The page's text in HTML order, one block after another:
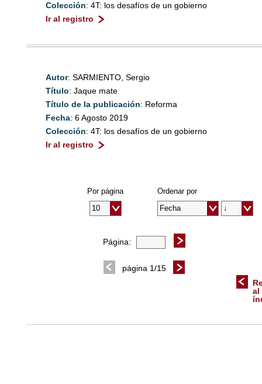
Colección: 4T: los desafíos de un gobierno
Ir al registro
Autor: SARMIENTO, Sergio
Título: Jaque mate
Título de la publicación: Reforma
Fecha: 6 Agosto 2019
Colección: 4T: los desafíos de un gobierno
Ir al registro
Ordenar por
Por página
Página:
página 1/15
al